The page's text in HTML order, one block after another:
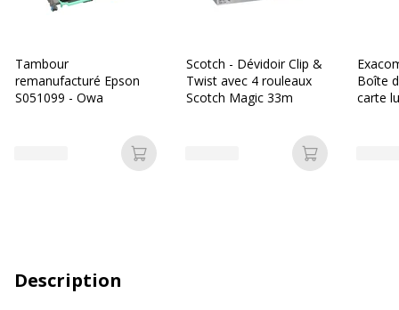
Tambour
remanufacturé Epson
S051099 - Owa
Ajouter au panier
Scotch - Dévidoir Clip &
Twist avec 4 rouleaux
Scotch Magic 33m
Ajouter au
Boîte
carte
Description